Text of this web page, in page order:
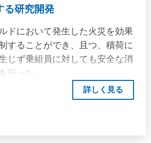
る研究開発
ドにおいて発生した火災を効果
することができ、且つ、積荷に
じず乗組員に対しても安全な消
行った。
詳しく見る